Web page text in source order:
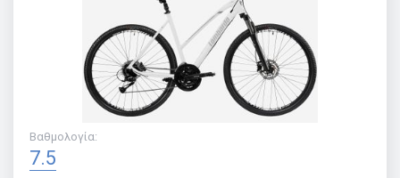
Βαθμολογία:
7.5